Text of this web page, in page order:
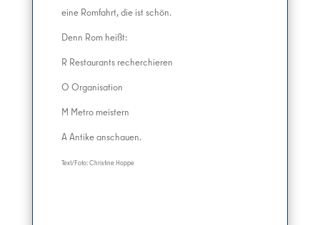
eine Romfahrt, die ist schön.
Denn Rom heißt:
R Restaurants recherchieren
O Organisation
M Metro meistern
A Antike anschauen.
Text/Foto: Christine Hoppe